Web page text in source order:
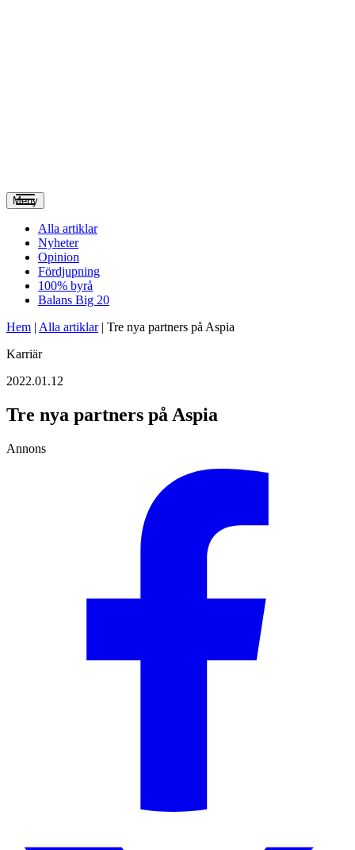
Meny
Alla artiklar
Nyheter
Opinion
Fördjupning
100% byrå
Balans Big 20
Hem | Alla artiklar| Tre nya partners på Aspia
Karriär
2022.01.12
Tre nya partners på Aspia
Annons